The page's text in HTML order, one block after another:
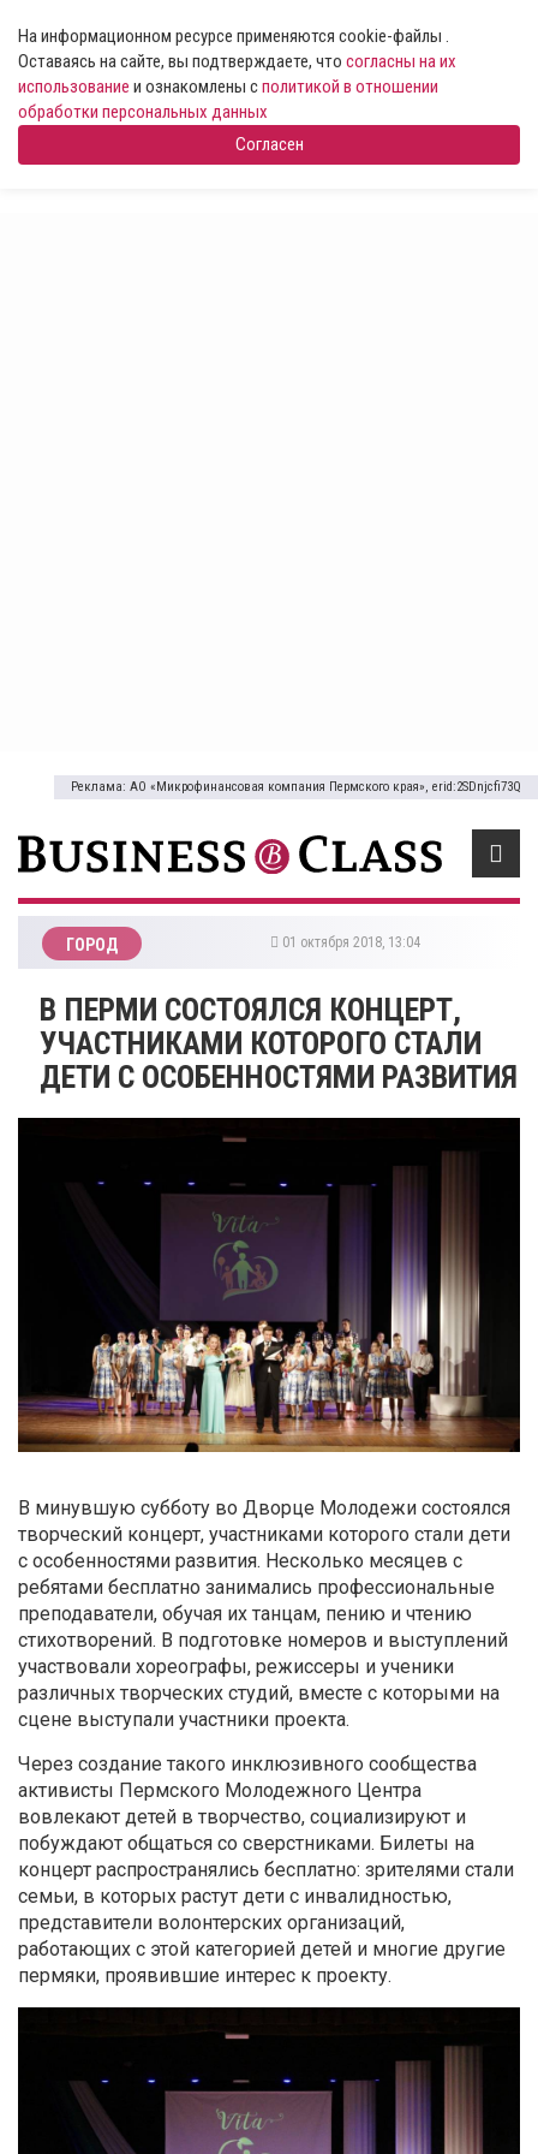
На информационном ресурсе применяются cookie-файлы .
Оставаясь на сайте, вы подтверждаете, что согласны на их
использование и ознакомлены сполитикой в отношении
обработки персональных данных
Согласен
Реклама: АО «Микрофинансовая компания Пермского края», erid:2SDnjcfi73Q
ГОРОД 01 октября 2018, 13:04
​В ПЕРМИ СОСТОЯЛСЯ КОНЦЕРТ,
УЧАСТНИКАМИ КОТОРОГО СТАЛИ
ДЕТИ С ОСОБЕННОСТЯМИ РАЗВИТИЯ
В минувшую субботу во Дворце Молодежи состоялся
творческий концерт, участниками которого стали дети
с особенностями развития. Несколько месяцев с
ребятами бесплатно занимались профессиональные
преподаватели, обучая их танцам, пению и чтению
стихотворений. В подготовке номеров и выступлений
участвовали хореографы, режиссеры и ученики
различных творческих студий, вместе с которыми на
сцене выступали участники проекта.
Через создание такого инклюзивного сообщества
активисты Пермского Молодежного Центра
вовлекают детей в творчество, социализируют и
побуждают общаться со сверстниками. Билеты на
концерт распространялись бесплатно: зрителями стали
семьи, в которых растут дети с инвалидностью,
представители волонтерских организаций,
работающих с этой категорией детей и многие другие
пермяки, проявившие интерес к проекту.